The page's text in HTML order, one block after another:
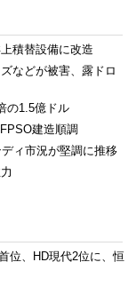
積替設備に改造
などが被害、露ドロ
の1.5億ドル
建造順調
ィ市況が堅調に推移
位、HD現代2位に、恒